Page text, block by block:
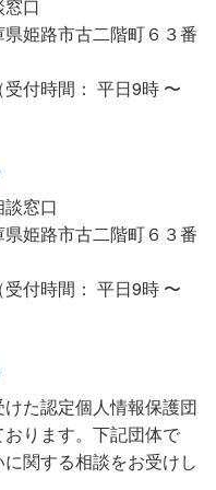
口
姫路市古二階町６３番
付時間： 平日9時 〜
窓口
姫路市古二階町６３番
付時間： 平日9時 〜
た認定個人情報保護団
ります。下記団体で
関する相談をお受けし